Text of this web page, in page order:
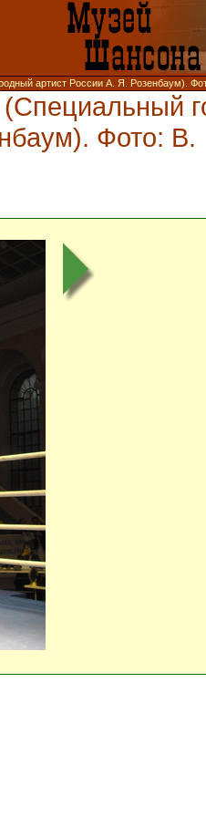
артист России А. Я. Розенбаум).
Фото: В.